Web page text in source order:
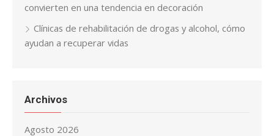
convierten en una tendencia en decoración
Clínicas de rehabilitación de drogas y alcohol, cómo
ayudan a recuperar vidas
Archivos
Agosto 2026